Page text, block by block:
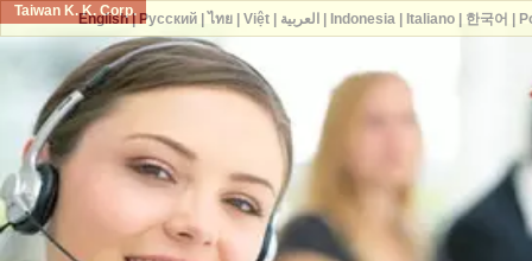
Taiwan K. K. Corp.
English| Русский| ไทย| Việt| العربية Indonesia| Italiano| 한국어